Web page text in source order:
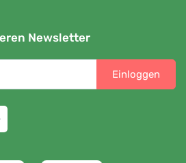
Newsletter
Einloggen